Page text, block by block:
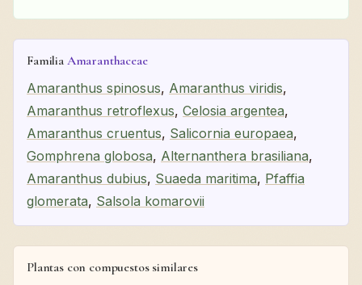
Familia Amaranthaceae
Amaranthus spinosus, Amaranthus viridis,
Amaranthus retroflexus, Celosia argentea,
Amaranthus cruentus, Salicornia europaea,
Gomphrena globosa, Alternanthera brasiliana,
Amaranthus dubius, Suaeda maritima, Pfaffia
glomerata, Salsola komarovii
Plantas con compuestos similares